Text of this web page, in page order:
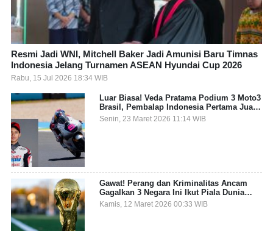
Resmi Jadi WNI, Mitchell Baker Jadi Amunisi Baru Timnas
Indonesia Jelang Turnamen ASEAN Hyundai Cup 2026
Rabu, 15 Jul 2026 18:34 WIB
Luar Biasa! Veda Pratama Podium 3 Moto3
Brasil, Pembalap Indonesia Pertama Juara
Grand Prix
Senin, 23 Maret 2026 11:14 WIB
Gawat! Perang dan Kriminalitas Ancam
Gagalkan 3 Negara Ini Ikut Piala Dunia
2026
Kamis, 12 Maret 2026 00:33 WIB